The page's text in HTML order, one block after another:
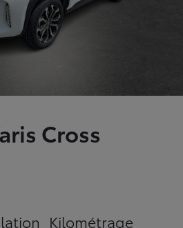
Cross
Kilométrage